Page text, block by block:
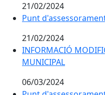
21/02/2024
Punt
Punt
21/02/2024
INFORMACIÓ
INFORMACIÓ
MUNICIPAL
06/03/2024